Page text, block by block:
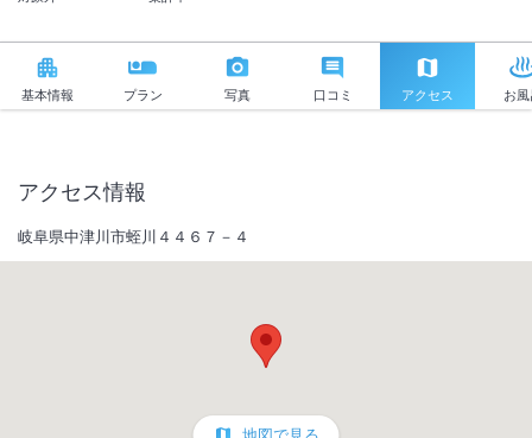
基本情報 プラン 写真 口コミ アクセス お
アクセス情報
岐阜県中津川市蛭川４４６７－４